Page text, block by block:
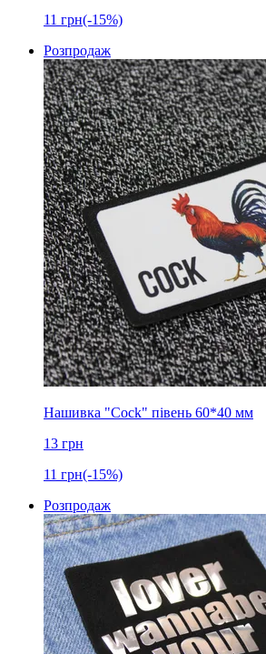
11 грн(-15%)
Розпродаж
Нашивка "Cock" півень 60*40 мм
13 грн
11 грн(-15%)
Розпродаж